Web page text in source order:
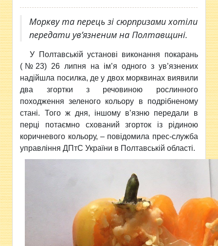
Моркву та перець зі сюрпризами хотіли
передати ув’язненим на Полтавщині.
У Полтавській установі виконання покарань
(№23) 26 липня на ім’я одного з ув’язнених
надійшла посилка, де у двох морквинах виявили
два згортки з речовиною рослинного
походження зеленого кольору в подрібненому
стані. Того ж дня, іншому в’язню передали в
перці потаємно схований згорток із рідиною
коричневого кольору, – повідомила прес-служба
управління ДПтС України в Полтавській області.